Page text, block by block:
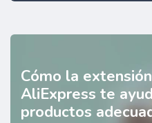
Cómo la
AliExpress te
productos